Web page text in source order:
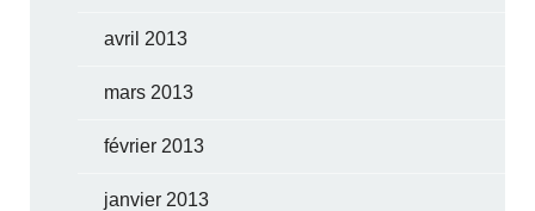
avril 2013
mars 2013
février 2013
janvier 2013